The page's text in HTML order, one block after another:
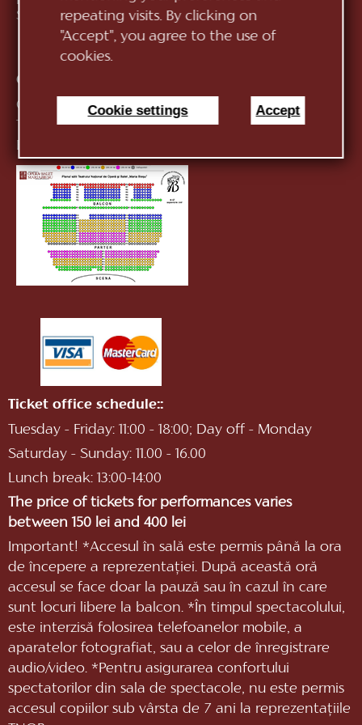
repeating visits. By clicking on
"Accept", you agree to the use of
cookies.
Cookie settings Accept
Ștefan cel Mare, 152See on map
Contacts:
General Direction:+373 (22) 244 163
Ticket office:+373 (22) 245 104
Ticket office schedule::
Tuesday - Friday: 11:00 - 18:00; Day off - Monday
Saturday - Sunday: 11.00 - 16.00
Lunch break: 13:00-14:00
The price of tickets for performances varies
between 150 lei and 400 lei
Important! *Accesul în sală este permis până la ora
de începere a reprezentaţiei. După această oră
accesul se face doar la pauză sau în cazul în care
sunt locuri libere la balcon. *În timpul spectacolului,
este interzisă folosirea telefoanelor mobile, a
aparatelor fotografiat, sau a celor de înregistrare
audio/video. *Pentru asigurarea confortului
spectatorilor din sala de spectacole, nu este permis
accesul copiilor sub vârsta de 7 ani la reprezentaţiile